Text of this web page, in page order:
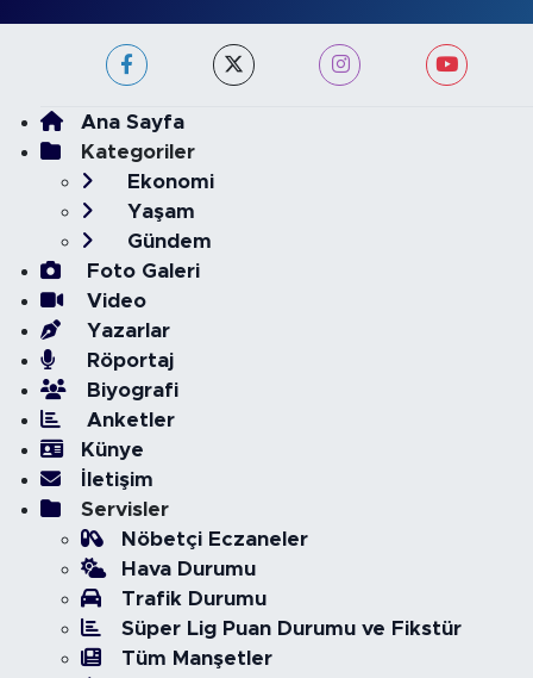
Ana Sayfa
Kategoriler
Ekonomi
Yaşam
Gündem
Foto Galeri
Video
Yazarlar
Röportaj
Biyografi
Anketler
Künye
İletişim
Servisler
Nöbetçi Eczaneler
Hava Durumu
Trafik Durumu
Süper Lig Puan Durumu ve Fikstür
Tüm Manşetler